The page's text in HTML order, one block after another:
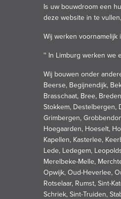
Is uw bouwdroom een
deze website in te
Wij werken voornamelijk
'' In Limburg werken we
Wij bouwen onder
Beerse, Begijnendijk,
Brasschaat, Bree,
Stokkem, Destelbergen,
Grimbergen,
Hoegaarden, Hoeselt,
Kapellen, Kasterlee,
Lede, Ledegem,
Merelbeke-Melle,
Opwijk, Oud-Heverlee,
Rotselaar, Rumst, Sint-
Schriek, Sint-Truiden,